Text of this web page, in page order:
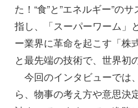
た！“食”と”エネルギー”の
指し、「スーパーワーム」
ー業界に革命を起こす「株
と最先端の技術で、世界初
今回のインタビューでは
ら、物事の考え方や意思決